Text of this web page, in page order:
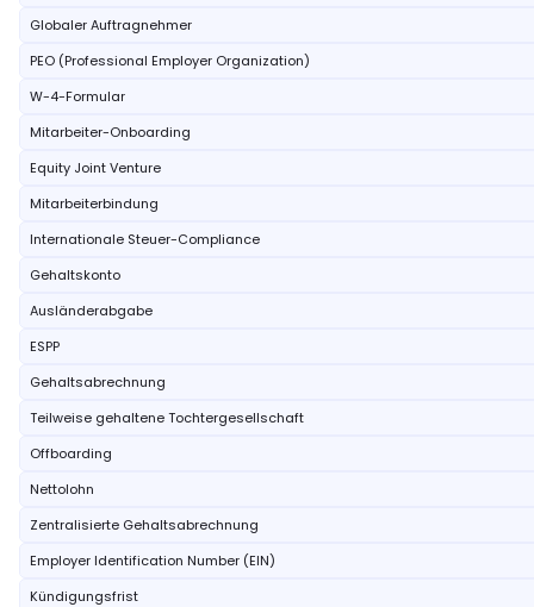
Globaler Auftragnehmer
PEO (Professional Employer Organization)
W-4-Formular
Mitarbeiter-Onboarding
Equity Joint Venture
Mitarbeiterbindung
Internationale Steuer-Compliance
Gehaltskonto
Ausländerabgabe
ESPP
Gehaltsabrechnung
Teilweise gehaltene Tochtergesellschaft
Offboarding
Nettolohn
Zentralisierte Gehaltsabrechnung
Employer Identification Number (EIN)
Kündigungsfrist